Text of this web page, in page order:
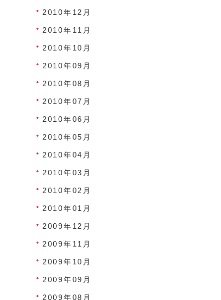
2010年12月
2010年11月
2010年10月
2010年09月
2010年08月
2010年07月
2010年06月
2010年05月
2010年04月
2010年03月
2010年02月
2010年01月
2009年12月
2009年11月
2009年10月
2009年09月
2009年08月